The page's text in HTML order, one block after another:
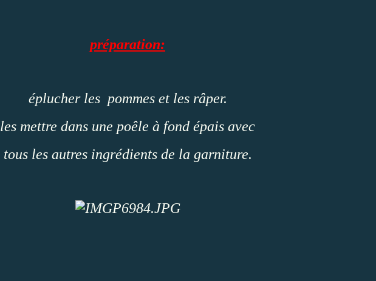
préparation:
éplucher les pommes et les râper.
les mettre dans une poêle à fond épais avec
tous les autres ingrédients de la garniture.